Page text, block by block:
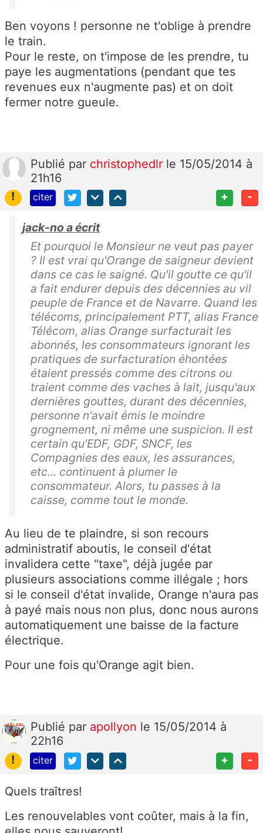
Ben voyons ! personne ne t'oblige à prendre
le train.
Pour le reste, on t'impose de les prendre, tu
paye les augmentations (pendant que tes
revenues eux n'augmente pas) et on doit
fermer notre gueule.
Publié par christophedlr le 15/05/2014 à
21h16
!
citer + -
jack-no a écrit
Et pourquoi le Monsieur ne veut pas payer
? Il est vrai qu'Orange de saigneur devient
dans ce cas le saigné. Qu'il goutte ce qu'il
a fait endurer depuis des décennies au vil
peuple de France et de Navarre. Quand les
télécoms, principalement PTT, alias France
Télécom, alias Orange surfacturait les
abonnés, les consommateurs ignorant les
pratiques de surfacturation éhontées
étaient pressés comme des citrons ou
traient comme des vaches à lait, jusqu'aux
dernières gouttes, durant des décennies,
personne n'avait émis le moindre
grognement, ni même une suspicion. Il est
certain qu'EDF, GDF, SNCF, les
Compagnies des eaux, les assurances,
etc... continuent à plumer le
consommateur. Alors, tu passes à la
caisse, comme tout le monde.
Au lieu de te plaindre, si son recours
administratif aboutis, le conseil d'état
invalidera cette "taxe", déjà jugée par
plusieurs associations comme illégale ; hors
si le conseil d'état invalide, Orange n'aura pas
à payé mais nous non plus, donc nous aurons
automatiquement une baisse de la facture
électrique.
Pour une fois qu'Orange agit bien.
Publié par apollyon le 15/05/2014 à
22h16
!
citer + -
Quels traîtres!
Les renouvelables vont coûter, mais à la fin,